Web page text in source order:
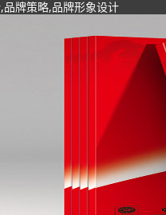
牌策略,品牌形象设计